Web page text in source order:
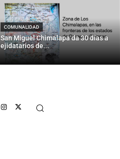
COMUNALIDAD
San Miguel Chimalapa da 30 días a
ejidatarios de...